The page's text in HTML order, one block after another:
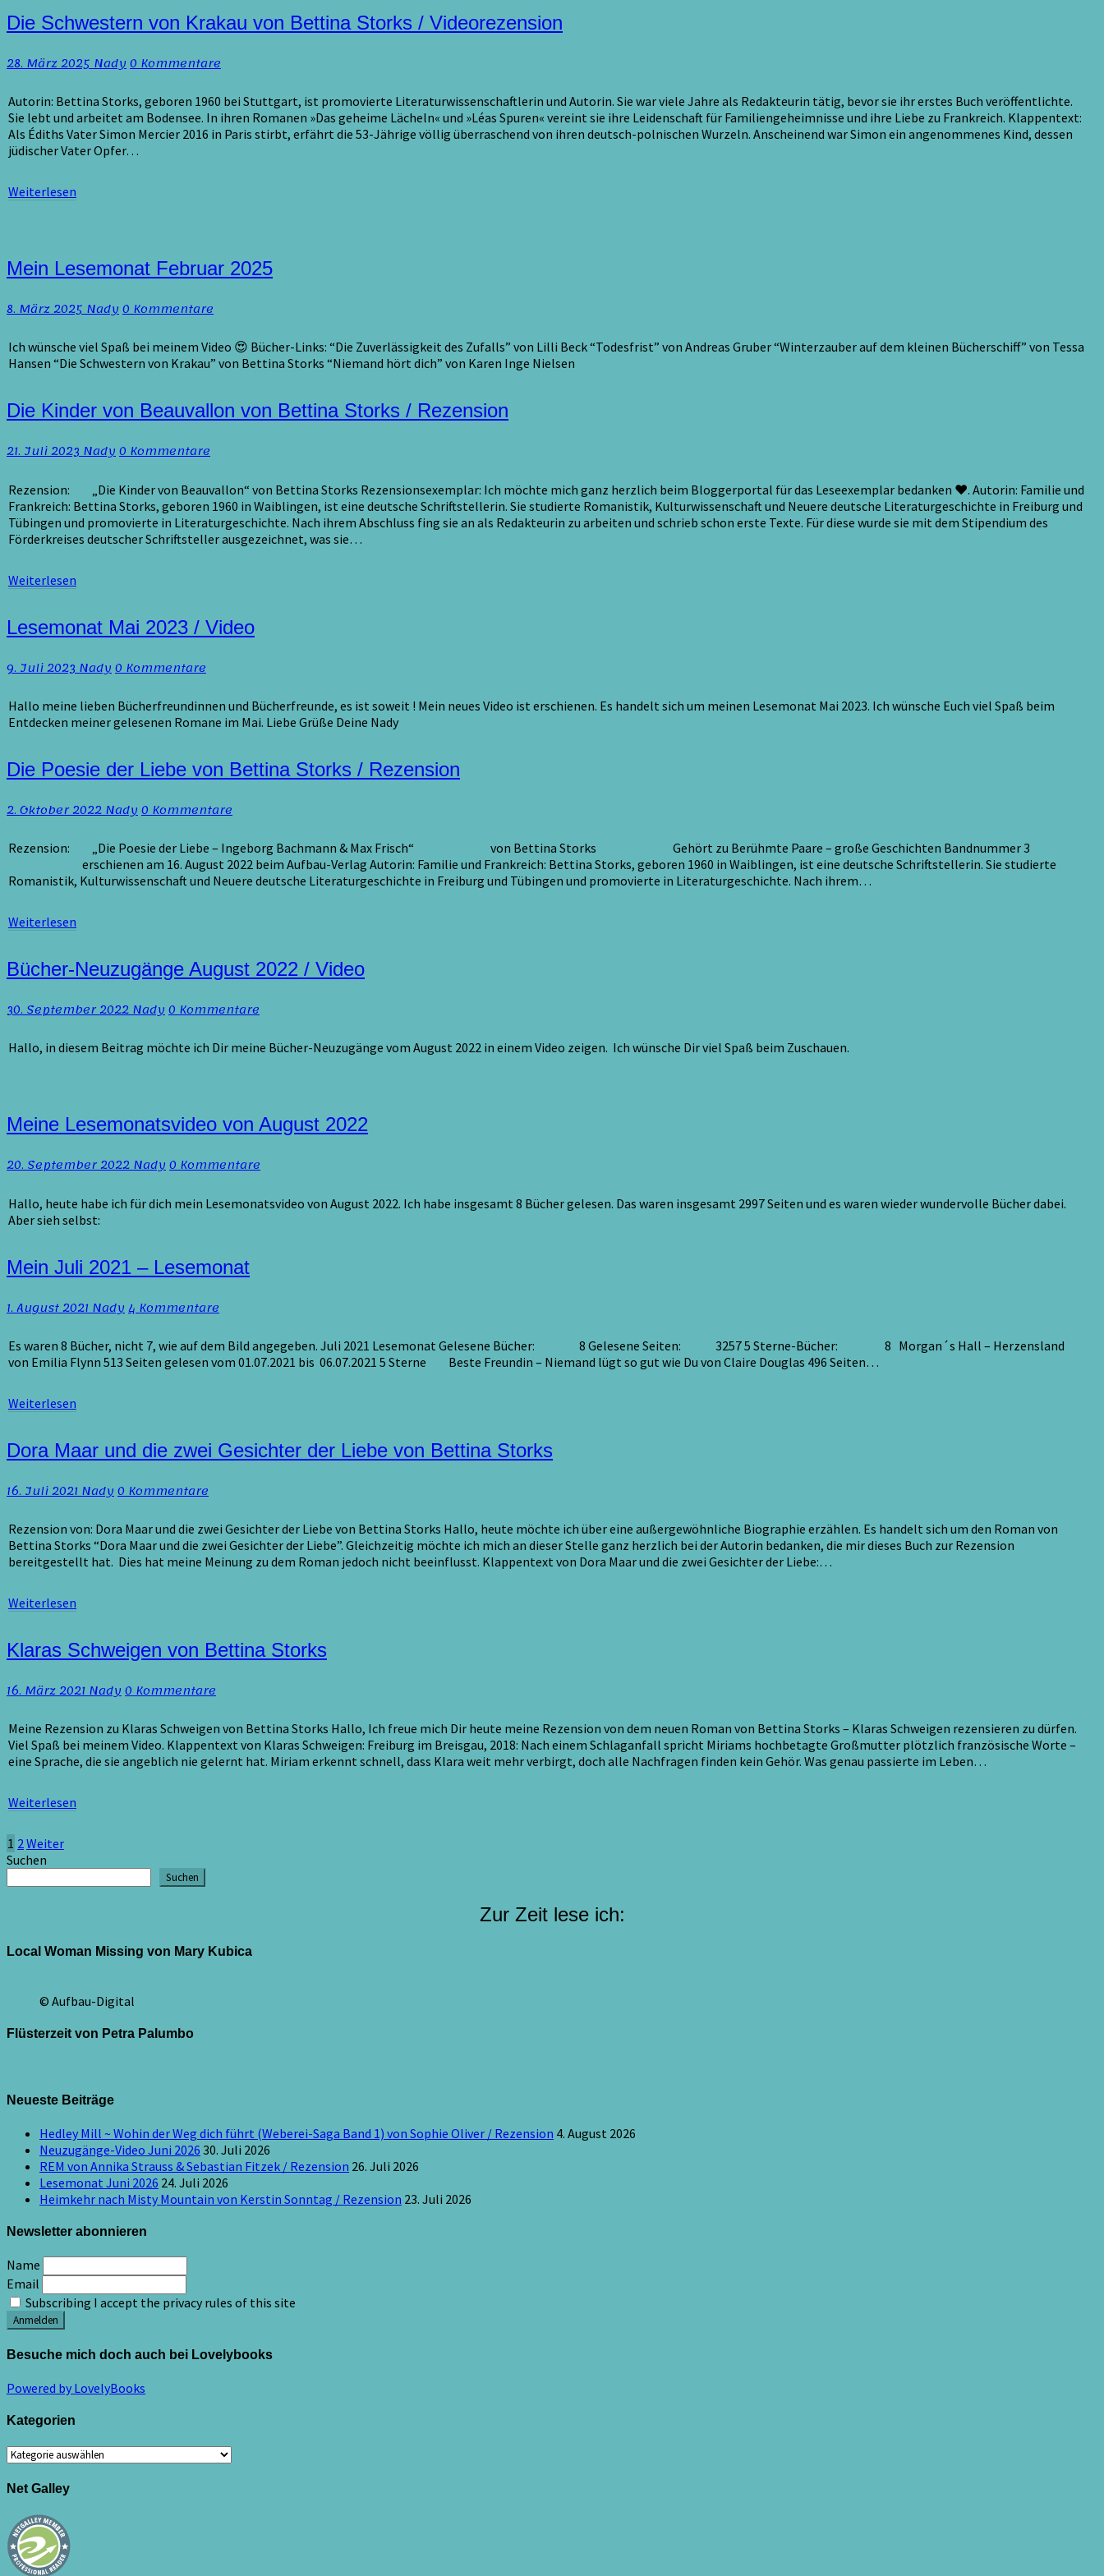
Die
Schwestern
Krakau
Bettina
Storks
/
Videorezension
Die Schwestern von Krakau von Bettina Storks / Videorezension
28. März 2025NadyKommentare
0 Kommentare
Autorin: Bettina Storks, geboren 1960 bei Stuttgart, ist promovierte Literaturwissenschaftlerin und Autorin. Sie war viele Jahre als Redakteurin tätig, bevor sie ihr erstes Buch veröffentlichte.
Sie lebt und arbeitet am Bodensee. In ihren Romanen »Das geheime Lächeln« und »Léas Spuren« vereint sie ihre Leidenschaft für Familiengeheimnisse und ihre Liebe zu Frankreich. Klappentext:
Als Édiths Vater Simon Mercier 2016 in Paris stirbt, erfährt die 53-Jährige völlig überraschend von ihren deutsch-polnischen Wurzeln. Anscheinend war Simon ein angenommenes Kind, dessen
jüdischer Vater Opfer…
Weiterlesen
Mein
Lesemonat
2025
Mein Lesemonat Februar 2025
8. März 2025NadyKommentare
0 Kommentare
Ich wünsche viel Spaß bei meinem Video 😍 Bücher-Links: “Die Zuverlässigkeit des Zufalls” von Lilli Beck “Todesfrist” von Andreas Gruber “Winterzauber auf dem kleinen Bücherschiff” von Tessa
Hansen “Die Schwestern von Krakau” von Bettina Storks “Niemand hört dich” von Karen Inge Nielsen
Die
Kinder
Beauvallon
Bettina
Storks
/
Rezension
Die Kinder von Beauvallon von Bettina Storks / Rezension
21. Juli 2023NadyKommentare
0 Kommentare
Rezension: „Die Kinder von Beauvallon“ von Bettina Storks Rezensionsexemplar: Ich möchte mich ganz herzlich beim Bloggerportal für das Leseexemplar bedanken ♥. Autorin: Familie und
Frankreich: Bettina Storks, geboren 1960 in Waiblingen, ist eine deutsche Schriftstellerin. Sie studierte Romanistik, Kulturwissenschaft und Neuere deutsche Literaturgeschichte in Freiburg und
Tübingen und promovierte in Literaturgeschichte. Nach ihrem Abschluss fing sie an als Redakteurin zu arbeiten und schrieb schon erste Texte. Für diese wurde sie mit dem Stipendium des
Förderkreises deutscher Schriftsteller ausgezeichnet, was sie…
Weiterlesen
Lesemonat
Mai
/
Lesemonat Mai 2023 / Video
9. Juli 2023NadyKommentare
0 Kommentare
Hallo meine lieben Bücherfreundinnen und Bücherfreunde, es ist soweit ! Mein neues Video ist erschienen. Es handelt sich um meinen Lesemonat Mai 2023. Ich wünsche Euch viel Spaß beim
Entdecken meiner gelesenen Romane im Mai. Liebe Grüße Deine Nady
Die
Poesie
Liebe
Bettina
/
Die Poesie der Liebe von Bettina Storks / Rezension
2. Oktober 2022NadyKommentare
0 Kommentare
Rezension: „Die Poesie der Liebe – Ingeborg Bachmann & Max Frisch“ von Bettina Storks Gehört zu Berühmte Paare – große Geschichten Bandnummer 3
erschienen am 16. August 2022 beim Aufbau-Verlag Autorin: Familie und Frankreich: Bettina Storks, geboren 1960 in Waiblingen, ist eine deutsche Schriftstellerin. Sie studierte
Romanistik, Kulturwissenschaft und Neuere deutsche Literaturgeschichte in Freiburg und Tübingen und promovierte in Literaturgeschichte. Nach ihrem…
Weiterlesen
Bücher-
Neuzugänge
2022
Video
Bücher-Neuzugänge August 2022 / Video
30. September 2022NadyKommentare
0 Kommentare
Hallo, in diesem Beitrag möchte ich Dir meine Bücher-Neuzugänge vom August 2022 in einem Video zeigen. Ich wünsche Dir viel Spaß beim Zuschauen.
Meine
Lesemonatsvideo
August
Meine Lesemonatsvideo von August 2022
20. September 2022NadyKommentare
0 Kommentare
Hallo, heute habe ich für dich mein Lesemonatsvideo von August 2022. Ich habe insgesamt 8 Bücher gelesen. Das waren insgesamt 2997 Seiten und es waren wieder wundervolle Bücher dabei.
Aber sieh selbst:
Mein
Juli
–
Mein Juli 2021 – Lesemonat
1. August 2021NadyKommentare
4 Kommentare
Es waren 8 Bücher, nicht 7, wie auf dem Bild angegeben. Juli 2021 Lesemonat Gelesene Bücher: 8 Gelesene Seiten: 3257 5 Sterne-Bücher: 8 Morgan´s Hall – Herzensland
von Emilia Flynn 513 Seiten gelesen vom 01.07.2021 bis 06.07.2021 5 Sterne Beste Freundin – Niemand lügt so gut wie Du von Claire Douglas 496 Seiten…
Weiterlesen
Dora
Maar
die
Gesichter
der
Liebe
Storks
Dora Maar und die zwei Gesichter der Liebe von Bettina Storks
16. Juli 2021NadyKommentare
0 Kommentare
Rezension von: Dora Maar und die zwei Gesichter der Liebe von Bettina Storks Hallo, heute möchte ich über eine außergewöhnliche Biographie erzählen. Es handelt sich um den Roman von
Bettina Storks “Dora Maar und die zwei Gesichter der Liebe”. Gleichzeitig möchte ich mich an dieser Stelle ganz herzlich bei der Autorin bedanken, die mir dieses Buch zur Rezension
bereitgestellt hat. Dies hat meine Meinung zu dem Roman jedoch nicht beeinflusst. Klappentext von Dora Maar und die zwei Gesichter der Liebe:…
Weiterlesen
Klaras
Schweigen
Bettina
Klaras Schweigen von Bettina Storks
16. März 2021NadyKommentare
0 Kommentare
Meine Rezension zu Klaras Schweigen von Bettina Storks Hallo, Ich freue mich Dir heute meine Rezension von dem neuen Roman von Bettina Storks – Klaras Schweigen rezensieren zu dürfen.
Viel Spaß bei meinem Video. Klappentext von Klaras Schweigen: Freiburg im Breisgau, 2018: Nach einem Schlaganfall spricht Miriams hochbetagte Großmutter plötzlich französische Worte –
eine Sprache, die sie angeblich nie gelernt hat. Miriam erkennt schnell, dass Klara weit mehr verbirgt, doch alle Nachfragen finden kein Gehör. Was genau passierte im Leben…
Weiterlesen
Seitennummerierung
der
Beiträge
1 2Weiter
Suchen
Suchen
Zur Zeit lese ich:
Local Woman Missing von Mary Kubica
© Aufbau-Digital
Flüsterzeit von Petra Palumbo
Neueste Beiträge
Hedley Mill ~ Wohin der Weg dich führt (Weberei-Saga Band 1) von Sophie Oliver / Rezension 4. August 2026
Neuzugänge-Video Juni 2026 30. Juli 2026
REM von Annika Strauss & Sebastian Fitzek / Rezension 26. Juli 2026
Lesemonat Juni 2026 24. Juli 2026
Heimkehr nach Misty Mountain von Kerstin Sonntag / Rezension 23. Juli 2026
Newsletter abonnieren
Name
Email
Subscribing I accept the privacy rules of this site
Besuche mich doch auch bei Lovelybooks
Powered by LovelyBooks
Kategorien
Kategorien
Net Galley